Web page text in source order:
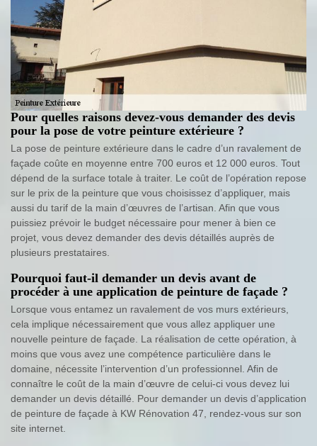
Pour quelles raisons devez-vous demander des devis
pour la pose de votre peinture extérieure ?
La pose de peinture extérieure dans le cadre d’un ravalement de
façade coûte en moyenne entre 700 euros et 12 000 euros. Tout
dépend de la surface totale à traiter. Le coût de l’opération repose
sur le prix de la peinture que vous choisissez d’appliquer, mais
aussi du tarif de la main d’œuvres de l’artisan. Afin que vous
puissiez prévoir le budget nécessaire pour mener à bien ce
projet, vous devez demander des devis détaillés auprès de
plusieurs prestataires.
Pourquoi faut-il demander un devis avant de
procéder à une application de peinture de façade ?
Lorsque vous entamez un ravalement de vos murs extérieurs,
cela implique nécessairement que vous allez appliquer une
nouvelle peinture de façade. La réalisation de cette opération, à
moins que vous avez une compétence particulière dans le
domaine, nécessite l’intervention d’un professionnel. Afin de
connaître le coût de la main d’œuvre de celui-ci vous devez lui
demander un devis détaillé. Pour demander un devis d’application
de peinture de façade à KW Rénovation 47, rendez-vous sur son
site internet.